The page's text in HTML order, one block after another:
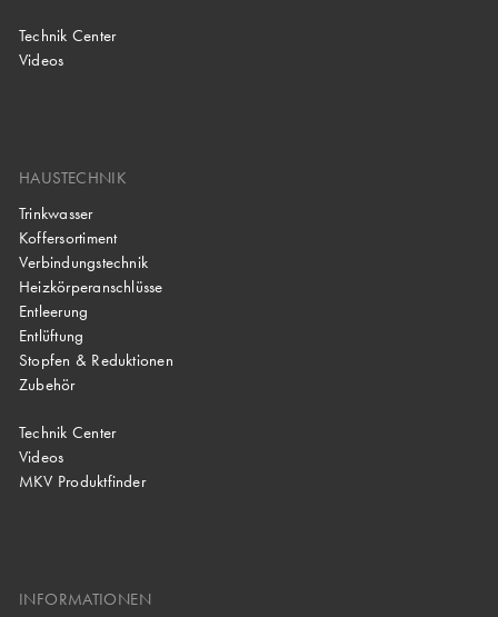
Technik Center
Videos
HAUSTECHNIK
Trinkwasser
Koffersortiment
Verbindungstechnik
Heizkörperanschlüsse
Entleerung
Entlüftung
Stopfen & Reduktionen
Zubehör
Technik Center
Videos
MKV Produktfinder
INFORMATIONEN